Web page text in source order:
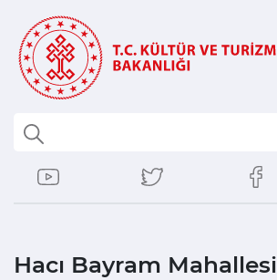
Hacı Bayram Mahallesi